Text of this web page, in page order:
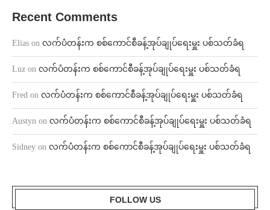
Recent Comments
Elias on လက်ပံတန်းက စစ်ကောင်စီခန့်အုပ်ချုပ်ရေးမှူး ပစ်သတ်ခံရ
Luz on လက်ပံတန်းက စစ်ကောင်စီခန့်အုပ်ချုပ်ရေးမှူး ပစ်သတ်ခံရ
Fred on လက်ပံတန်းက စစ်ကောင်စီခန့်အုပ်ချုပ်ရေးမှူး ပစ်သတ်ခံရ
Austyn on လက်ပံတန်းက စစ်ကောင်စီခန့်အုပ်ချုပ်ရေးမှူး ပစ်သတ်ခံရ
Sidney on လက်ပံတန်းက စစ်ကောင်စီခန့်အုပ်ချုပ်ရေးမှူး ပစ်သတ်ခံရ
FOLLOW US